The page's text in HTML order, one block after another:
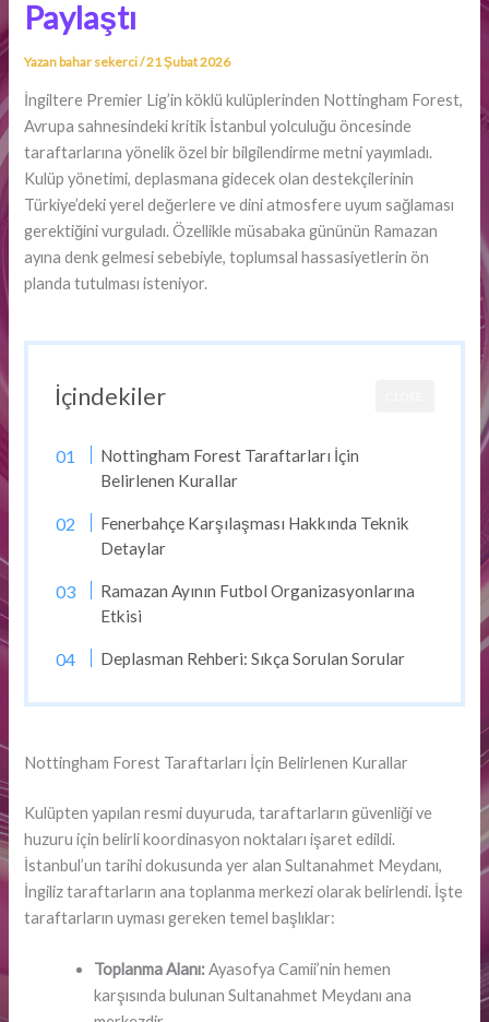
Paylaştı
Yazan bahar sekerci/21 Şubat 2026
İngiltere Premier Lig’in köklü kulüplerinden Nottingham Forest,
Avrupa sahnesindeki kritik İstanbul yolculuğu öncesinde
taraftarlarına yönelik özel bir bilgilendirme metni yayımladı.
Kulüp yönetimi, deplasmana gidecek olan destekçilerinin
Türkiye’deki yerel değerlere ve dini atmosfere uyum sağlaması
gerektiğini vurguladı. Özellikle müsabaka gününün Ramazan
ayına denk gelmesi sebebiyle, toplumsal hassasiyetlerin ön
planda tutulması isteniyor.
İçindekiler
Nottingham Forest Taraftarları İçin
Belirlenen Kurallar
Fenerbahçe Karşılaşması Hakkında Teknik
Detaylar
Ramazan Ayının Futbol Organizasyonlarına
Etkisi
Deplasman Rehberi: Sıkça Sorulan Sorular
Nottingham Forest Taraftarları İçin Belirlenen Kurallar
Kulüpten yapılan resmi duyuruda, taraftarların güvenliği ve
huzuru için belirli koordinasyon noktaları işaret edildi.
İstanbul’un tarihi dokusunda yer alan Sultanahmet Meydanı,
İngiliz taraftarların ana toplanma merkezi olarak belirlendi. İşte
taraftarların uyması gereken temel başlıklar:
Toplanma Alanı:Ayasofya Camii’nin hemen
karşısında bulunan Sultanahmet Meydanı ana